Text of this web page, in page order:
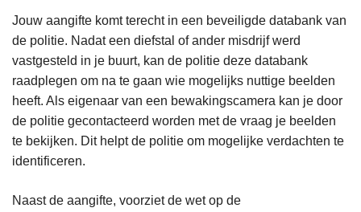
Jouw aangifte komt terecht in een beveiligde databank van
de politie. Nadat een diefstal of ander misdrijf werd
vastgesteld in je buurt, kan de politie deze databank
raadplegen om na te gaan wie mogelijks nuttige beelden
heeft. Als eigenaar van een bewakingscamera kan je door
de politie gecontacteerd worden met de vraag je beelden
te bekijken. Dit helpt de politie om mogelijke verdachten te
identificeren.
Naast de aangifte, voorziet de wet op de